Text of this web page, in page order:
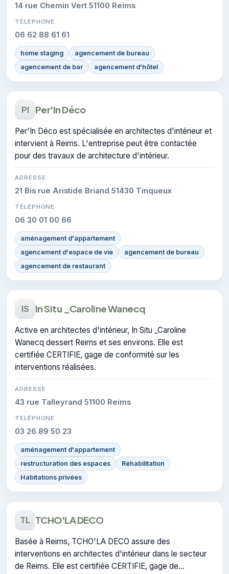
14 rue Chemin Vert 51100 Reims
TÉLÉPHONE
06 62 88 61 61
home staging
agencement de bureau
agencement de bar
agencement d'hôtel
PI Per'In Déco
Per'In Déco est spécialisée en architectes d'intérieur et
intervient à Reims. L'entreprise peut être contactée
pour des travaux de architecture d'intérieur.
ADRESSE
21 Bis rue Aristide Briand 51430 Tinqueux
TÉLÉPHONE
06 30 01 00 66
aménagement d'appartement
agencement d'espace de vie
agencement de bureau
agencement de restaurant
IS In Situ _Caroline Wanecq
Active en architectes d'intérieur, In Situ _Caroline
Wanecq dessert Reims et ses environs. Elle est
certifiée CERTIFIE, gage de conformité sur les
interventions réalisées.
ADRESSE
43 rue Talleyrand 51100 Reims
TÉLÉPHONE
03 26 89 50 23
aménagement d'appartement
restructuration des espaces
Réhabilitation
Habitations privées
TL TCHO'LA DECO
Basée à Reims, TCHO'LA DECO assure des
interventions en architectes d'intérieur dans le secteur
de Reims. Elle est certifiée CERTIFIE, gage de